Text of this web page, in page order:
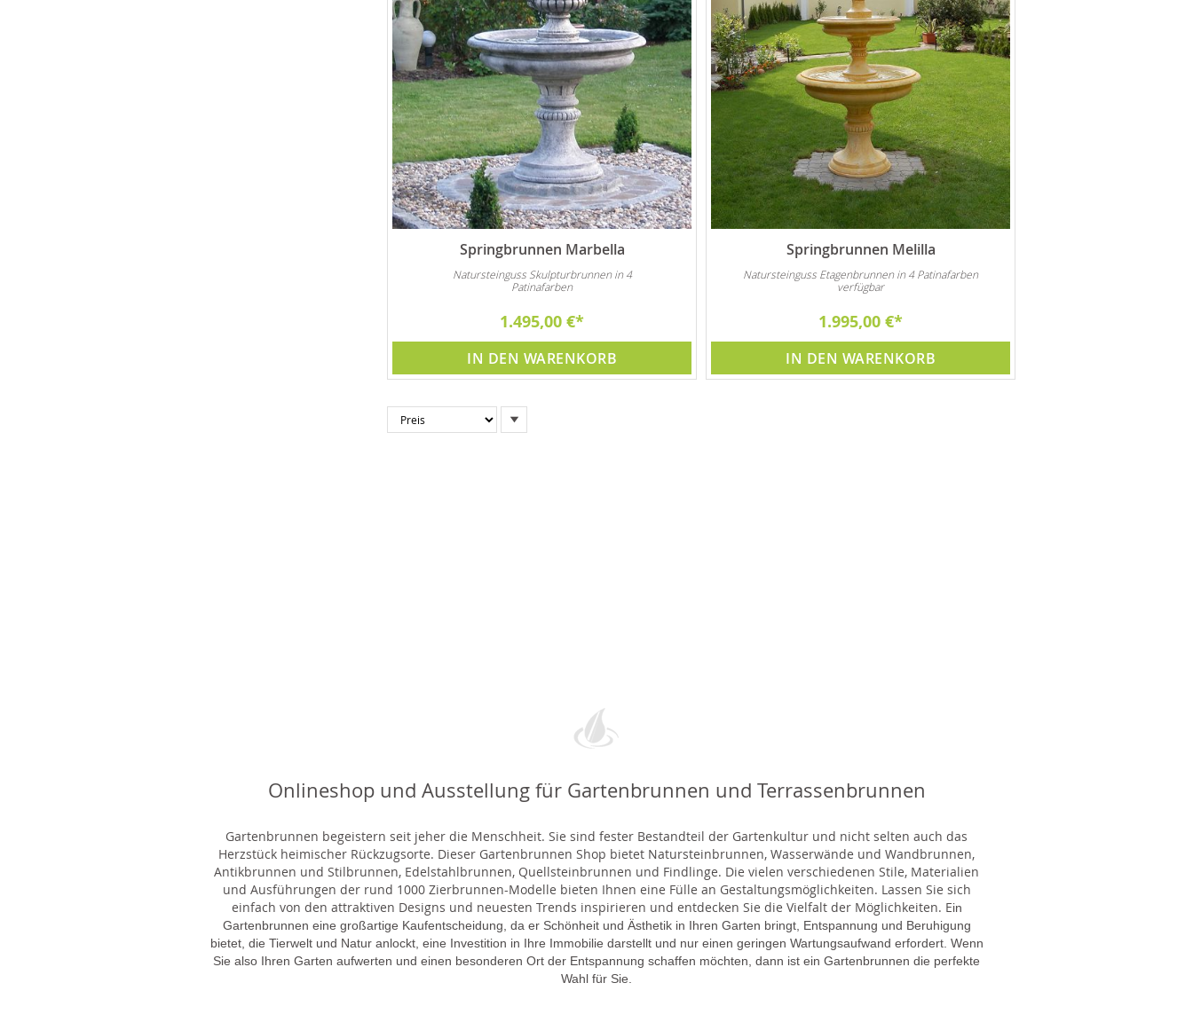
Springbrunnen Marbella
Natursteinguss Skulpturbrunnen in 4
Patinafarben
1.495,00 €
IN DEN WARENKORB
Springbrunnen Melilla
Natursteinguss Etagenbrunnen in 4 Patinafarben
verfügbar
1.995,00 €
IN DEN WARENKORB
absteigender
Onlineshop und Ausstellung für Gartenbrunnen und Terrassenbrunnen
Gartenbrunnen begeistern seit jeher die Menschheit. Sie sind fester Bestandteil der Gartenkultur und nicht selten auch das
Herzstück heimischer Rückzugsorte. Dieser Gartenbrunnen Shop bietet Natursteinbrunnen, Wasserwände und Wandbrunnen,
Antikbrunnen und Stilbrunnen, Edelstahlbrunnen, Quellsteinbrunnen und Findlinge. Die vielen verschiedenen Stile, Materialien
und Ausführungen der rund 1000 Zierbrunnen-Modelle bieten Ihnen eine Fülle an Gestaltungsmöglichkeiten. Lassen Sie sich
einfach von den attraktiven Designs und neuesten Trends inspirieren und entdecken Sie die Vielfalt der Möglichkeiten. Ein
Gartenbrunnen eine großartige Kaufentscheidung, da er Schönheit und Ästhetik in Ihren Garten bringt, Entspannung und Beruhigung
bietet, die Tierwelt und Natur anlockt, eine Investition in Ihre Immobilie darstellt und nur einen geringen Wartungsaufwand erfordert. Wenn
Sie also Ihren Garten aufwerten und einen besonderen Ort der Entspannung schaffen möchten, dann ist ein Gartenbrunnen die perfekte
Wahl für Sie.